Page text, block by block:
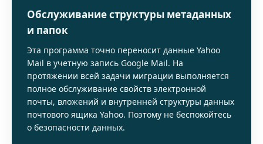
Обслуживание структуры метаданных
и папок
Эта программа точно переносит данные Yahoo
Mail в учетную запись Google Mail. На
протяжении всей задачи миграции выполняется
полное обслуживание свойств электронной
почты, вложений и внутренней структуры данных
почтового ящика Yahoo. Поэтому не беспокойтесь
о безопасности данных.